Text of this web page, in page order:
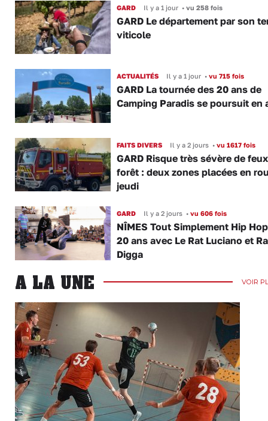
GARD Il y a 1 jour •vu 258 fois
GARD Le département par son
viticole
ACTUALITÉS Il y a 1 jour •vu 715 fois
GARD La tournée des 20 ans de
Camping Paradis se poursuit en
FAITS DIVERS Il y a 2 jours •vu 1617 fois
GARD Risque très sévère de
forêt : deux zones placées en
jeudi
GARD Il y a 2 jours •vu 606 fois
NÎMES Tout Simplement Hip
20 ans avec Le Rat Luciano et
Digga
A LA UNE VOIR